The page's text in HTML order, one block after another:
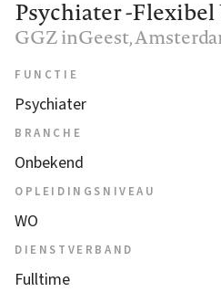
Psychiater -
GGZ inGeest,
FUNCTIE
Psychiater
BRANCHE
Onbekend
OPLEIDINGSNIVEAU
WO
DIENSTVERBAND
Fulltime